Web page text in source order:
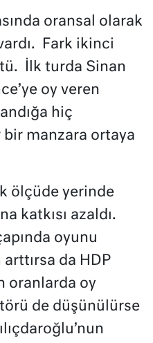
oransal olarak
Fark ikinci
İlk turda Sinan
oy veren
hiç
manzara ortaya
ölçüde yerinde
katkısı azaldı.
oyunu
da HDP
oranlarda oy
de düşünülürse